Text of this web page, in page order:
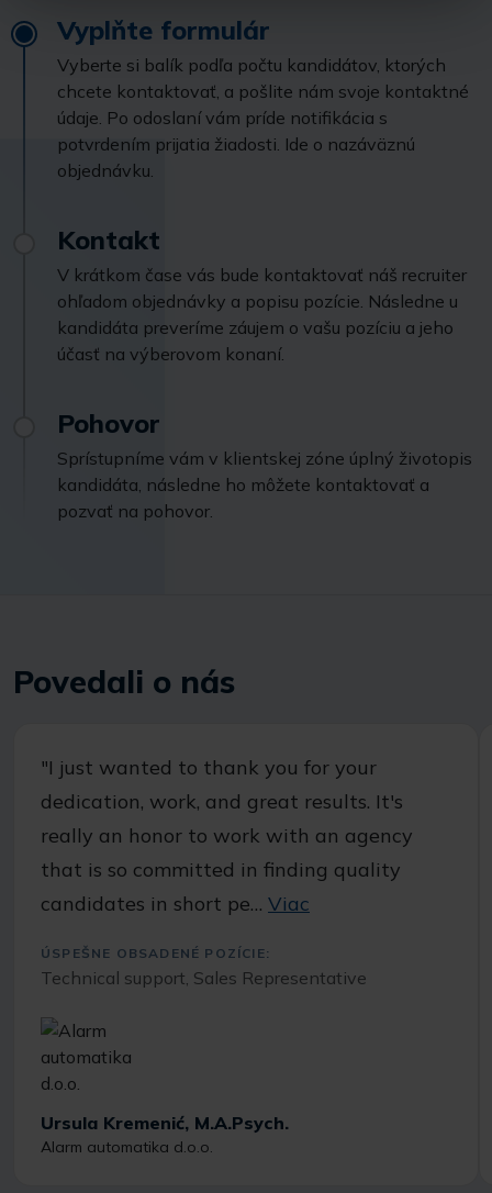
Vyplňte formulár
Vyberte si balík podľa počtu kandidátov, ktorých
chcete kontaktovať, a pošlite nám svoje kontaktné
údaje. Po odoslaní vám príde notifikácia s
potvrdením prijatia žiadosti. Ide o nazáväznú
objednávku.
Kontakt
V krátkom čase vás bude kontaktovať náš recruiter
ohľadom objednávky a popisu pozície. Následne u
kandidáta preveríme záujem o vašu pozíciu a jeho
účasť na výberovom konaní.
Pohovor
Sprístupníme vám v klientskej zóne úplný životopis
kandidáta, následne ho môžete kontaktovať a
pozvať na pohovor.
Povedali o nás
"I just wanted to thank you for your
dedication, work, and great results. It's
really an honor to work with an agency
that is so committed in finding quality
candidates in short pe… Viac
ÚSPEŠNE OBSADENÉ POZÍCIE:
Technical support, Sales Representative
Ursula Kremenić, M.A.Psych.
Alarm automatika d.o.o.